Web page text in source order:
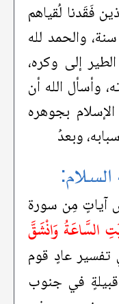
فَقَدنا لُقياهم
والحمد لله
إلى وكره،
وأسأل الله أن
بجوهره
وبعدُ
آياتٍ مِن سورة
السَّاعَةُ وَانْشَقَّ
عادٍ قوم
في جنوب